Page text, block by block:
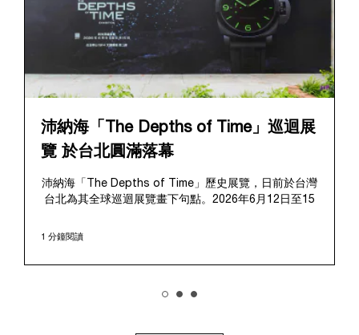
沛納海「The Depths of Time」巡迴展
覽 於台北圓滿落幕
沛納海「The Depths of Time」歷史展覽，日前於台灣
台北為其全球巡迴展覽畫下句點。2026年6月12日至15
區對公眾開放。這座擁有百年歷史的標誌性場地提供了
歷史敘事完美融合、相得益彰。
樹一幟的品牌底蘊，從1910年代初期作為義大利海軍指
1 分鐘閱讀